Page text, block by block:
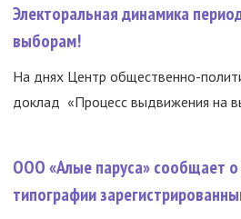
Электоральная динамика
выборам!
На днях Центр общественно-
доклад «Процесс выдвижения на
ООО «Алые паруса» сообщает о
типографии